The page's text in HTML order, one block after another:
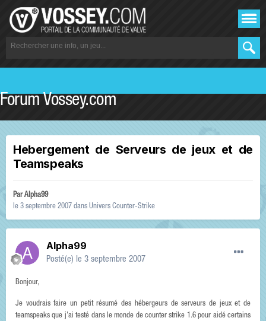
Forum Vossey.com
Hebergement de Serveurs de jeux et de
Teamspeaks
ParAlpha99
le 3 septembre 2007 dans Univers Counter-Strike
Alpha99
Posté(e) le 3 septembre 2007
Bonjour,
Je voudrais faire un petit résumé des hébergeurs de serveurs de jeux et de
teamspeaks que j'ai testé dans le monde de counter strike 1.6 pour aidé certains